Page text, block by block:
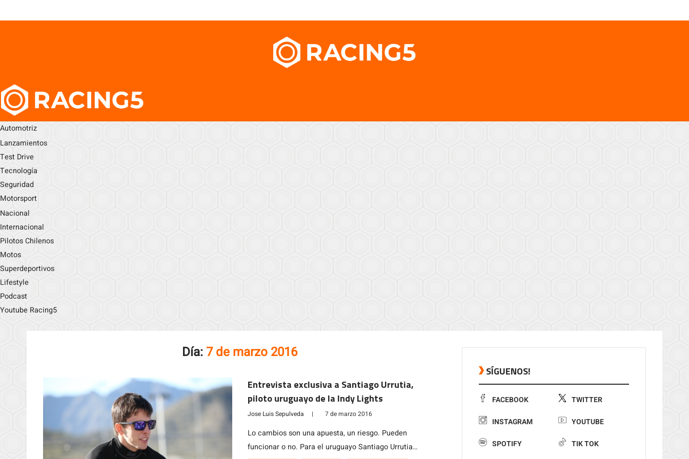
Automotriz
Lanzamientos
Test Drive
Tecnología
Seguridad
Motorsport
Nacional
Internacional
Pilotos Chilenos
Motos
Superdeportivos
Lifestyle
Podcast
Youtube Racing5
Día: 7 de marzo 2016
Entrevista exclusiva a Santiago Urrutia,
piloto uruguayo de la Indy Lights
Jose Luis Sepulveda | 7 de marzo 2016
Lo cambios son una apuesta, un riesgo. Pueden
funcionar o no. Para el uruguayo Santiago Urrutia
SÍGUENOS!
FACEBOOK TWITTER
INSTAGRAM YOUTUBE
SPOTIFY TIK TOK